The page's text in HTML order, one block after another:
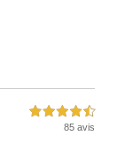
4,5 étoiles sur 5
85 avis